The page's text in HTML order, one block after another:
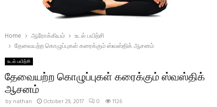
Home ஆரோக்கியம்
உடல் பயிற்சி
தேவையற்ற கொழுப்புகள் கரைக்கும் ஸ்வஸ்திக் ஆசனம்
உடல் பயிற்சி
தேவையற்ற கொழுப்புகள் கரைக்கும் ஸ்வஸ்திக்
ஆசனம்
by nathan October 29, 2017 0 1126